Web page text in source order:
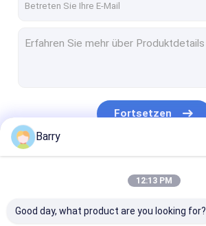
Fortsetzen
Barry
12:13 PM
Good day, what product are you looking for?